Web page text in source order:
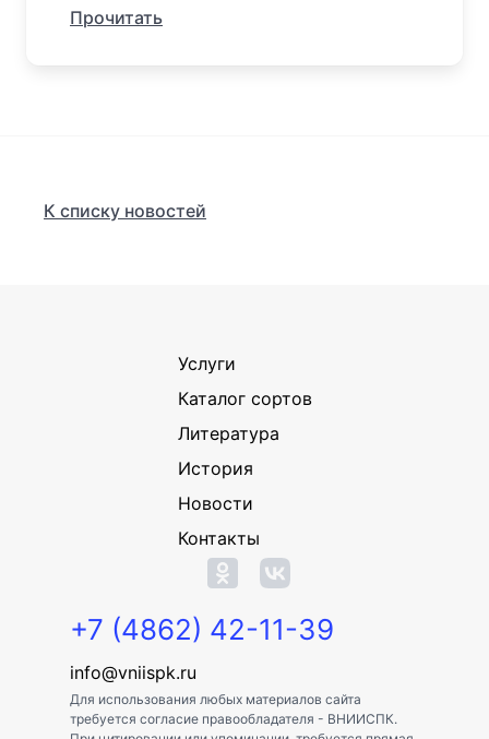
Прочитать
К списку новостей
Услуги
Каталог сортов
Литература
История
Новости
Контакты
+7 (4862) 42-11-39
info@vniispk.ru
Для использования любых материалов сайта
требуется согласие правообладателя - ВНИИСПК.